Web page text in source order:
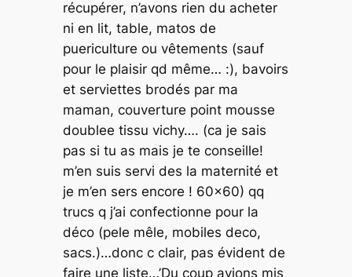
récupérer, n’avons rien du acheter
ni en lit, table, matos de
puericulture ou vêtements (sauf
pour le plaisir qd même… :), bavoirs
et serviettes brodés par ma
maman, couverture point mousse
doublee tissu vichy…. (ca je sais
pas si tu as mais je te conseille!
m’en suis servi des la maternité et
je m’en sers encore ! 60×60) qq
trucs q j’ai confectionne pour la
déco (pele mêle, mobiles deco,
sacs.)…donc c clair, pas évident de
faire une liste…’Du coup avions mis